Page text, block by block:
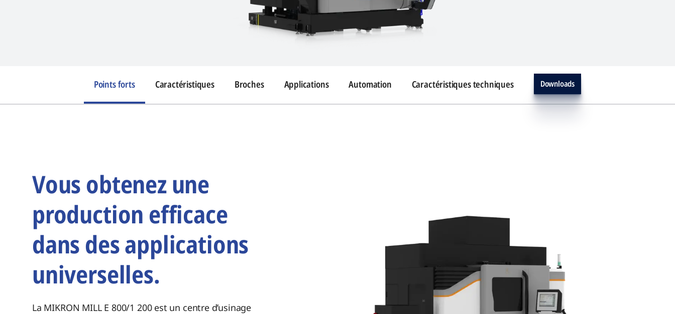
Points forts Caractéristiques Broches Applications Automation Caractéristiques techniques Downloads
Vous obtenez une
production efficace
dans des applications
universelles.
La MIKRON MILL E 800/1 200 est un centre d’usinage